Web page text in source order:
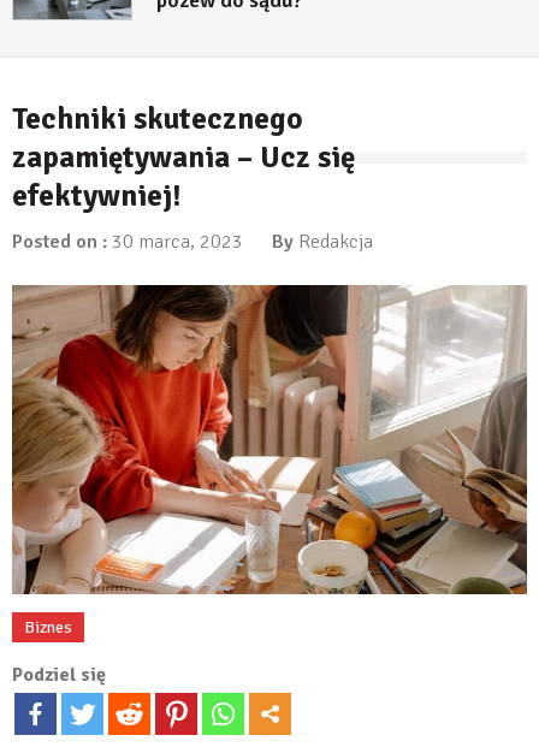
Techniki skutecznego
zapamiętywania – Ucz się
efektywniej!
Posted on : 30 marca, 2023 By Redakcja
Biznes
Podziel się